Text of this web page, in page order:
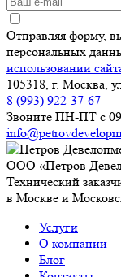
Отправляя форму,
персональных
использовании
105318, г. Москва,
8 (993) 922-37-67
Звоните ПН-ПТ с
ООО «Петров
Технический
в Москве и
Услуги
О компании
Блог